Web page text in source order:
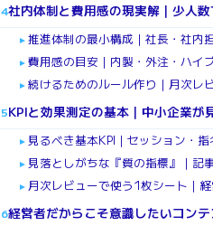
4社内体制と費用感の現実解｜少人
► 推進体制の最小構成｜社長・社内
► 費用感の目安｜内製・外注・ハイ
► 続けるためのルール作り｜月次レ
5KPIと効果測定の基本｜中小企業が
► 見るべき基本KPI｜セッション・
► 見落としがちな『質の指標』｜記
► 月次レビューで使う1枚シート｜
6経営者だからこそ意識したいコン